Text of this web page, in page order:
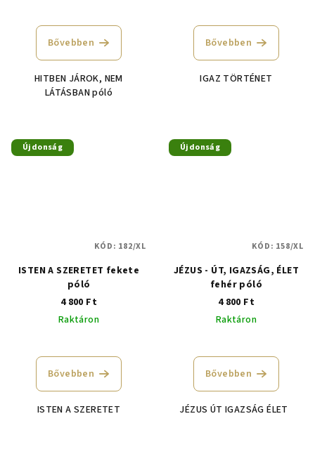
Bővebben
HITBEN JÁROK, NEM
LÁTÁSBAN póló
Bővebben
IGAZ TÖRTÉNET
Újdonság
ISTEN A SZERETET fekete
póló
4 800 Ft
Raktáron
Bővebben
ISTEN A SZERETET
KÓD: 182/XL
Újdonság
JÉZUS - ÚT, IGAZSÁG, ÉLET
fehér póló
4 800 Ft
Raktáron
Bővebben
JÉZUS ÚT IGAZSÁG ÉLET
KÓD: 158/XL